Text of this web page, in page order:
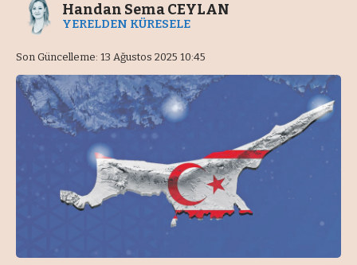
Son Güncelleme: 13 Ağustos 2025 10:45
Handan Sema CEYLAN
YERELDEN KÜRESELE